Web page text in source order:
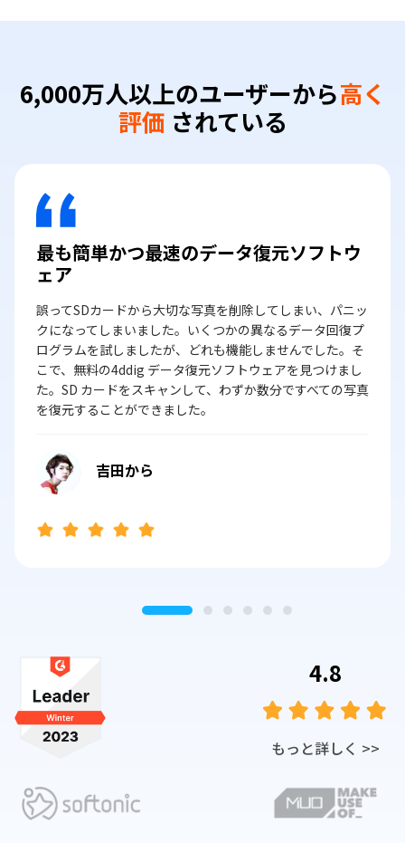
6,000万人以上のユーザーから高く
評価 されている
最も簡単かつ最速のデータ復元ソフトウ
ェア
誤ってSDカードから大切な写真を削除してしまい、パニッ
クになってしまいました。いくつかの異なるデータ回復プ
ログラムを試しましたが、どれも機能しませんでした。そ
こで、無料の4ddig データ復元ソフトウェアを見つけまし
た。SD カードをスキャンして、わずか数分ですべての写真
を復元することができました。
吉田から
4.8
もっと詳しく >>